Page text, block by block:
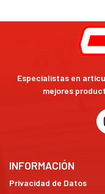
Especialistas en
mejores
INFORMACIÓN
Privacidad de Datos